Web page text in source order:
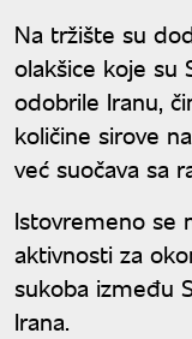
Na tržište su
olakšice koje su
odobrile Iranu,
količine sirove
već suočava sa
Istovremeno se
aktivnosti za
sukoba između
Irana.